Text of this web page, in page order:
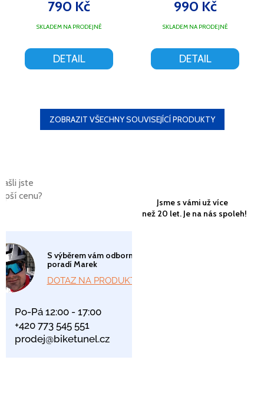
jste
cenu?
S výběrem vám odborně
poradí Marek
DOTAZ NA PRODUKT
Po-Pá 12:00 - 17:00
+420 773 545 551
prodej@biketunel.cz
Jsme s vámi už více
než 20 let. Je na nás spoleh!
SKLADEM NA PRODEJNĚ
790 Kč
DETAIL
SKLADEM NA PRODEJNĚ
990 Kč
DETAIL
ZOBRAZIT VŠECHNY SOUVISEJÍCÍ PRODUKTY